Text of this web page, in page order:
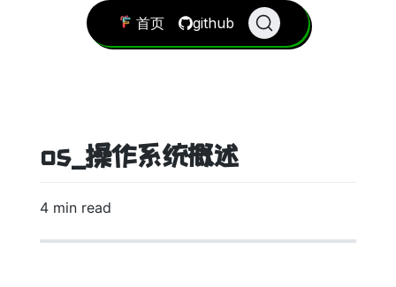
首页 github
os_操作系统概述
4 min read